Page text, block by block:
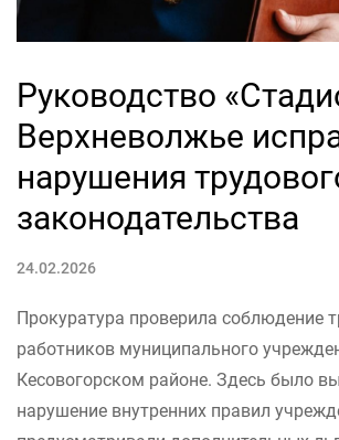
Руководство
Верхневолжье
нарушения
законодательства
24.02.2026
Прокуратура проверила соблюдение
работников муниципального
Кесовогорском районе. Здесь было
нарушение внутренних правил